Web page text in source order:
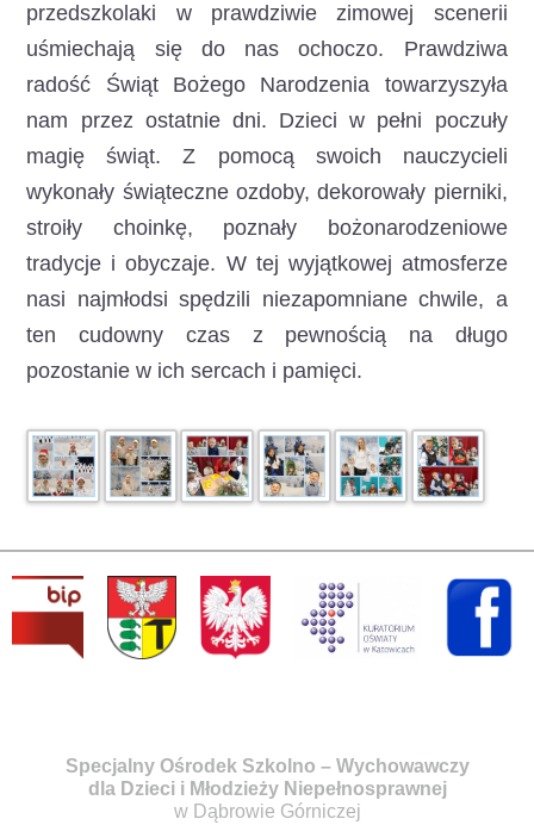
przedszkolaki w prawdziwie zimowej scenerii
uśmiechają się do nas ochoczo. Prawdziwa
radość Świąt Bożego Narodzenia towarzyszyła
nam przez ostatnie dni. Dzieci w pełni poczuły
magię świąt. Z pomocą swoich nauczycieli
wykonały świąteczne ozdoby, dekorowały pierniki,
stroiły choinkę, poznały bożonarodzeniowe
tradycje i obyczaje. W tej wyjątkowej atmosferze
nasi najmłodsi spędzili niezapomniane chwile, a
ten cudowny czas z pewnością na długo
pozostanie w ich sercach i pamięci.
Specjalny Ośrodek Szkolno – Wychowawczy
dla Dzieci i Młodzieży Niepełnosprawnej
w Dąbrowie Górniczej